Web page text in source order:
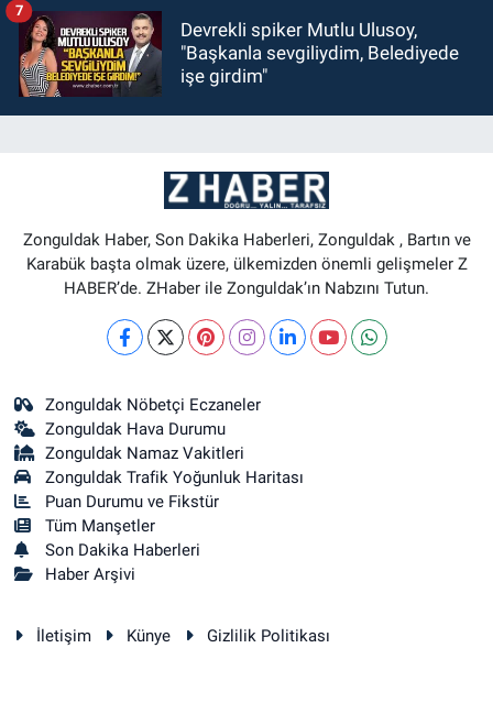
Devrekli spiker Mutlu Ulusoy,
"Başkanla sevgiliydim, Belediyede
işe girdim"
7
Zonguldak Haber, Son Dakika Haberleri, Zonguldak , Bartın ve
Karabük başta olmak üzere, ülkemizden önemli gelişmeler Z
HABER’de. ZHaber ile Zonguldak’ın Nabzını Tutun.
Zonguldak Nöbetçi Eczaneler
Zonguldak Hava Durumu
Zonguldak Namaz Vakitleri
Zonguldak Trafik Yoğunluk Haritası
Puan Durumu ve Fikstür
Tüm Manşetler
Son Dakika Haberleri
Haber Arşivi
İletişim Künye Gizlilik Politikası